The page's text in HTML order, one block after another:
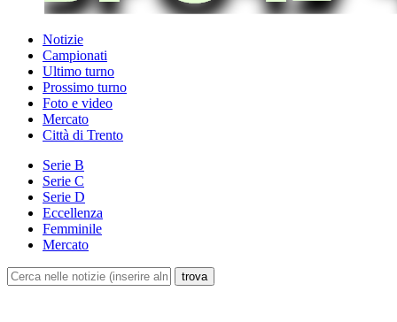
Notizie
Campionati
Ultimo turno
Prossimo turno
Foto e video
Mercato
Città di Trento
Serie B
Serie C
Serie D
Eccellenza
Femminile
Mercato